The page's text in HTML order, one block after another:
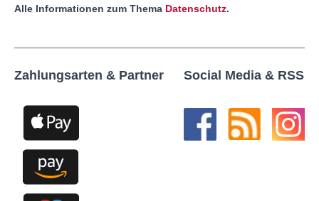
Alle Informationen zum Thema Datenschutz.
Zahlungsarten & Partner Social Media & RSS